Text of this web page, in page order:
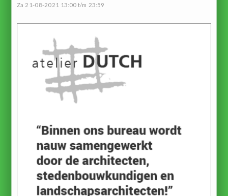
Za 21-08-2021 13:00 t/m 23:59